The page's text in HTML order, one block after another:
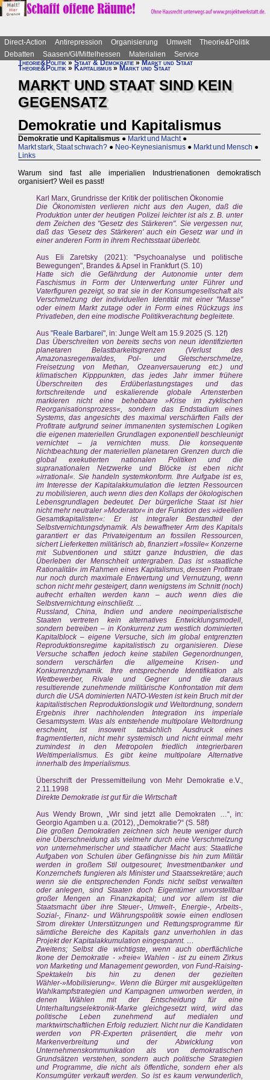
Direct-Action Antirepression Organisierung Umwelt
Theorie&Politik
Debatten
Saasen/GI/Mittelhessen Materialien
Service
Theorie&Politik»Staat & Demokratie»Markt und Staat
Theorie&Politik » Kapitalismus » Markt und Staat
MARKT UND STAAT SIND KEIN
GEGENSATZ
Demokratie und Kapitalismus
Demokratie und Kapitalismus ● Markt und Macht ●
Markt stark, Staat schwach? ● Neo-Keynesianismus ● Markt und Mensch ●
Links
Warum sind fast alle imperialien Industrienationen demokratisch
organisiert? Weil es passt!
Karl Marx, Grundrisse der Kritik der politischen Ökonomie
Die Ökonomisten verlieren nicht aus den Augen, daß die
Produktion unter der heutigen Polizei leichter ist als z. B. unter
dem Zeichen des "Gesetz des Stärkeren". Sie vergessen nur,
daß das 'Gesetz des Stärkeren' auch ein Gesetz war und in
einer anderen Form in ihrem Rechtsstaat überlebt.
Aus Eli Zaretsky (2021): "Psychoanalyse und politische
Bewegungen", Brandes & Apsel in Frankfurt (S. 10)
Hatte sich die Gefährdung der Autonomie unter dem
Faschismus in Form der Unterwerfung unter Führer und
Vaterfiguren gezeigt, so trat sie in der Konsumgesellschaft als
Verschmelzung der individuellen Identität mit einer "Masse"
oder einem Markt zutage oder in Form eines Rückzugs ins
Privatleben, den eine modische Politikverachtung begleitete.
Aus "Reale Barbarei", in: Junge Welt am 15.9.2025 (S. 12f)
Das Überschreiten von bereits sechs von neun identifizierten
planetaren Belastbarkeitsgrenzen (Verlust des
Amazonasregenwaldes, Pol- und Gletscherschmelze,
Freisetzung von Methan, Ozeanversauerung etc.) und
klimatischen Kipppunkten, das jedes Jahr immer frühere
Überschreiten des Erdüberlastungstages und das
fortschreitende und eskalierende globale Artensterben
markieren nicht eine behebbare »Krise im zyklischen
Reorganisationsprozess«, sondern das Endstadium eines
Systems, das angesichts des maximal verschärften Falls der
Profitrate aufgrund seiner immanenten systemischen Logiken
die eigenen materiellen Grundlagen exponentiell beschleunigt
vernichtet – ja vernichten muss. Die konsequente
Nichtbeachtung der materiellen planetaren Grenzen durch die
global exekutierten nationalen Politiken und die
supranationalen Netzwerke und Blöcke ist eben nicht
»irrational«. Sie handeln systemkonform. Ihre Aufgabe ist es,
im Interesse der Kapitalakkumulation die letzten Ressourcen
zu mobilisieren, auch wenn dies den Kollaps der ökologischen
Lebensgrundlagen bedeutet. Der bürgerliche Staat ist hier
nicht mehr neutraler »Moderator« in der Funktion des »ideellen
Gesamtkapitalisten«: Er ist integraler Bestandteil der
Selbstvernichtungsdynamik. Als bewaffneter Arm des Kapitals
garantiert er das Privateigentum an fossilen Ressourcen,
sichert Lieferketten militärisch ab, finanziert »fossile« Konzerne
mit Subventionen und stützt ganze Industrien, die das
Überleben der Menschheit untergraben. Das ist »staatliche
Rationalität« im Rahmen eines Kapitalismus, dessen Profitrate
nur noch durch maximale Entwertung und Vernutzung, wenn
schon nicht mehr gesteigert, dann wenigstens im Schnitt (noch)
aufrecht erhalten werden kann – auch wenn dies die
Selbstvernichtung einschließt. ...
Russland, China, Indien und andere neoimperialistische
Staaten vertreten kein alternatives Entwicklungsmodell,
sondern betreiben – in Konkurrenz zum westlich dominierten
Kapitalblock – eigene Versuche, sich im global entgrenzten
Reproduktionsregime kapitalistisch zu organisieren. Diese
Versuche schaffen jedoch keine stabilen Gegenordnungen,
sondern verschärfen die allgemeine Krisen- und
Konkurrenzdynamik. Ihre entsprechende Identifikation als
Wettbewerber, Rivale und Gegner und die daraus
resultierende zunehmende militärische Konfrontation mit dem
durch die USA dominierten NATO-Westen ist kein Bruch mit der
kapitalistischen Reproduktionslogik und Weltordnung, sondern
Ergebnis ihrer nachholenden Integration ins imperiale
Gesamtsystem. Was als entstehende multipolare Weltordnung
erscheint, ist insoweit tatsächlich Ausdruck eines
fragmentierten, nicht mehr systemisch und nicht einmal mehr
zumindest in den Metropolen friedlich integrierbaren
Weltimperialismus. Es gibt keine multipolare Alternative
innerhalb des Imperialismus.
Überschrift der Pressemitteilung von Mehr Demokratie e.V.,
2.11.1998
Direkte Demokratie ist gut für die Wirtschaft
Aus Wendy Brown, „Wir sind jetzt alle Demokraten …“, in:
Georgio Agamben u.a. (2012), „Demokratie?“ (S. 58f)
Die großen Demokratien zeichnen sich heute weniger durch
eine Überschneidung als vielmehr durch eine Verschmelzung
von unternehmerischer und staatlicher Macht aus: Staatliche
Aufgaben von Schulen über Gefängnisse bis hin zum Militär
werden in großem Stil outgesouret; Investmentbanker und
Konzernchefs fungieren als Minister und Staatssekretäre; auch
wenn sie die entsprechenden Fonds nicht selbst verwalten
oder anlegen, sind Staaten doch Eigentümer unvorstellbar
großer Mengen an Finanzkapital; und vor allem ist die
Staatsmacht über ihre Steuer-, Umwelt-, Energie-, Arbeits-,
Sozial-, Finanz- und Währungspolitik sowie einen endlosen
Strom direkter Unterstützungen und Rettungsprogramme für
sämtliche Bereiche des Kapitals ganz unverhohlen in das
Projekt der Kapitalakkumulation eingespannt. …
Zweitens; Selbst die wichtigste, wenn auch oberflächliche
Ikone der Demokratie - »freie« Wahlen - ist zu einem Zirkus
von Marketing und Management geworden, von Fund-Raising-
Spektakeln bis hin zu denen der gezielten
Wähler-»Mobilisierung«. Wenn die Bürger mit ausgeklügelten
Wahlkampfstrategien und Kampagnen umworben werden, in
denen Wählen mit der Entscheidung für eine
Unterhaltungselektronik-Marke gleichgesetzt wird, wird das
politische Leben zunehmend auf medialen und
marktwirtschaftlichen Erfolg reduziert. Nicht nur die Kandidaten
werden von PR-Experten präsentiert, die mehr von
Markenverbreitung und der Abwicklung von
Unternehmenskommunikation als von demokratischen
Grundsätzen verstehen, sondern auch politische Strategien
und Programme, die nicht als öffentliche, sondern eher als
Konsumgüter verkauft werden. So ist es kaum verwunderlich,